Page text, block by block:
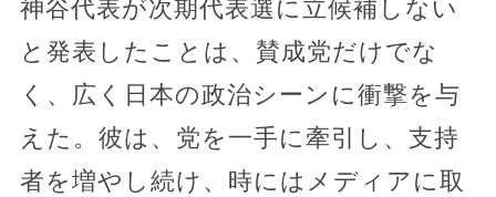
神谷代表が次期代表選に立候補しない
と発表したことは、賛成党だけでな
く、広く日本の政治シーンに衝撃を与
えた。彼は、党を一手に牽引し、支持
者を増やし続け、時にはメディアに取